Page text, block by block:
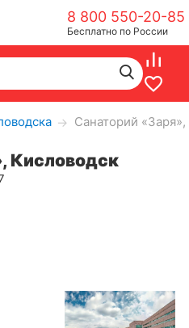
8 800 550-20-85
Бесплатно по России
→ Санаторий
Кисловодск